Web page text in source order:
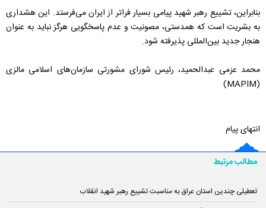
بنابراین، تشییع رهبر شهید پیامی بسیار فراتر از ایران می‌فرستد. این هشداری
به بشریت است که همدستی، مصونیت و عدم پاسخگویی هرگز نباید به عنوان
هنجار جدید بین‌المللی پذیرفته شود.
محمد عزمی عبدالحمید، رئیس شورای مشورتی سازمان‌های اسلامی مالزی
(MAPIM)
انتهای پیام
مطالب مرتبط
تعطیلی چندین استان عراق به مناسبت تشییع رهبر شهید انقلاب